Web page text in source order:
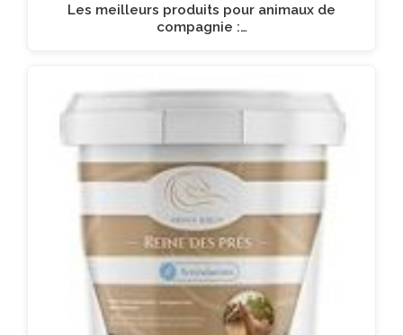
Les meilleurs produits pour animaux de
compagnie :…